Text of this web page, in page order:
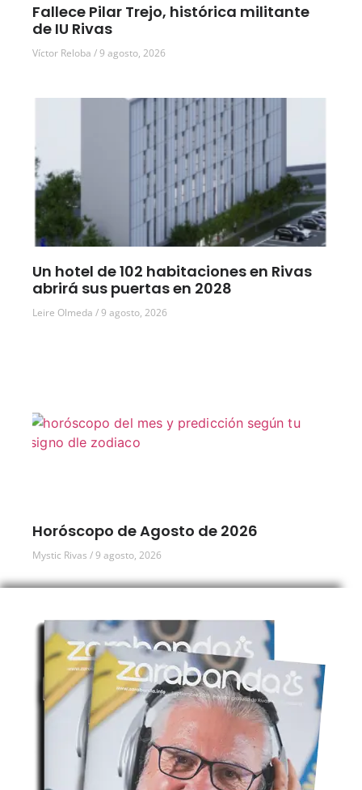
Fallece Pilar Trejo, histórica militante
de IU Rivas
Víctor Reloba 9 agosto, 2026
Un hotel de 102 habitaciones en Rivas
abrirá sus puertas en 2028
Leire Olmeda 9 agosto, 2026
Horóscopo de Agosto de 2026
Mystic Rivas 9 agosto, 2026